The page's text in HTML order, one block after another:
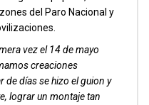
del Paro Nacional y
vez el 14 de mayo
creaciones
de días se hizo el guion y
lograr un montaje tan